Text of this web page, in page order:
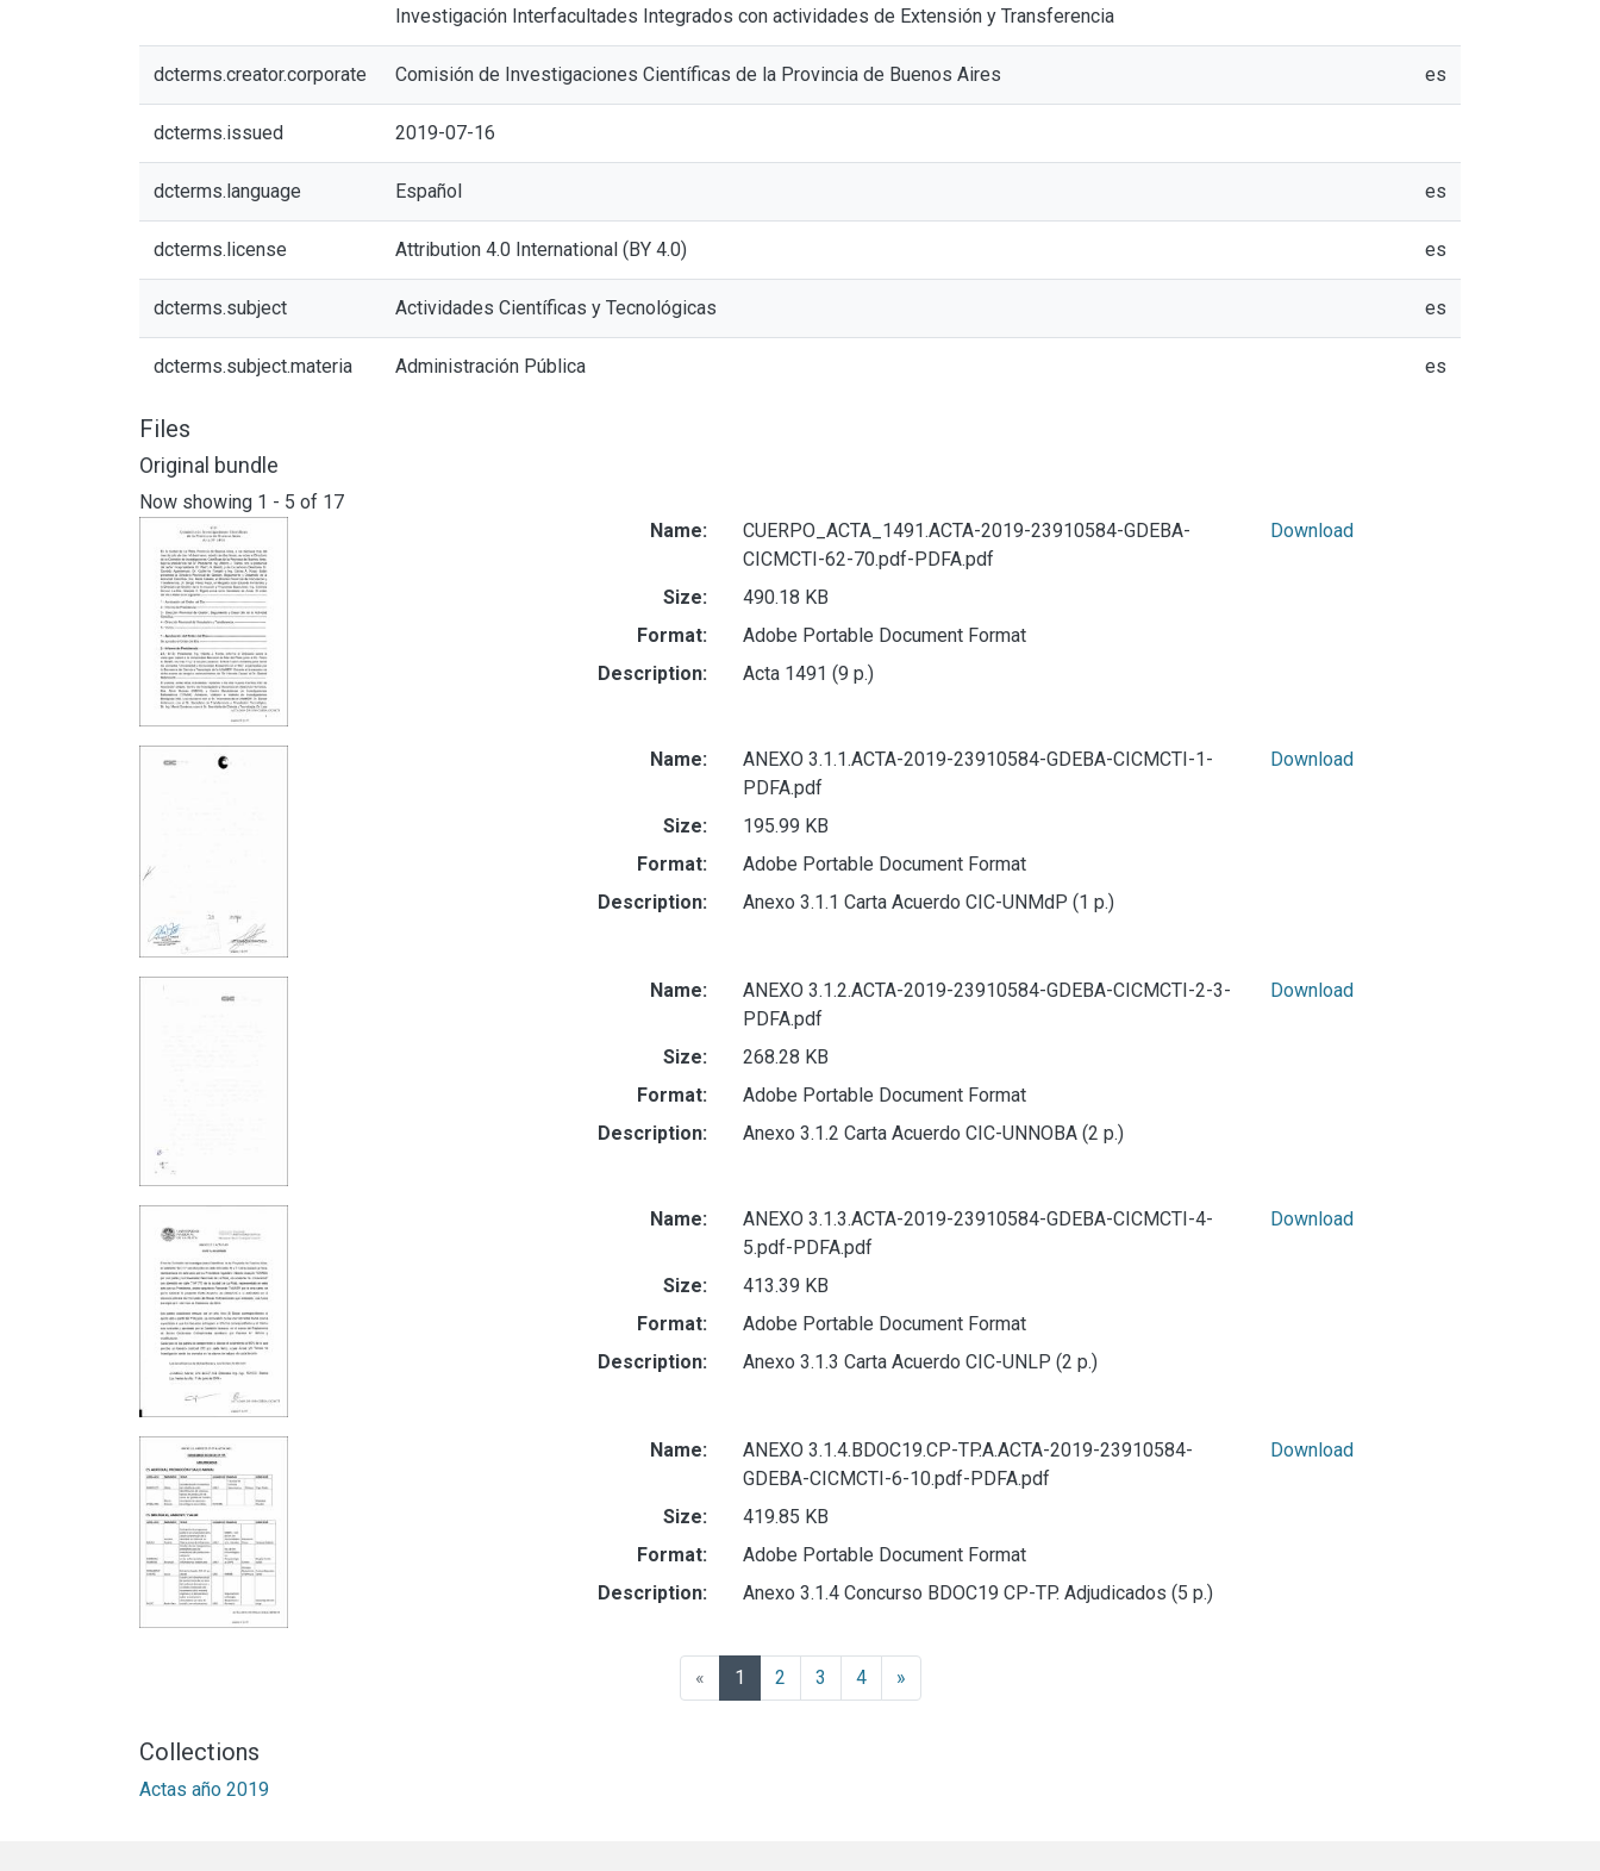
Investigación Interfacultades Integrados con actividades de Extensión y Transferencia
dcterms.creator.corporate Comisión de Investigaciones Científicas de la Provincia de Buenos Aires es
dcterms.issued 2019-07-16
dcterms.language Español es
dcterms.license Attribution 4.0 International (BY 4.0) es
dcterms.subject Actividades Científicas y Tecnológicas es
dcterms.subject.materia Administración Pública es
Files
Original bundle
Now showing 1 - 5 of 17
Name:
CUERPO_ACTA_1491.ACTA-2019-23910584-GDEBA-
CICMCTI-62-70.pdf-PDFA.pdf
Size:
490.18 KB
Format:
Adobe Portable Document Format
Description:
Acta 1491 (9 p.)
Download
Name:
ANEXO 3.1.1.ACTA-2019-23910584-GDEBA-CICMCTI-1-
PDFA.pdf
Size:
195.99 KB
Format:
Adobe Portable Document Format
Description:
Anexo 3.1.1 Carta Acuerdo CIC-UNMdP (1 p.)
Download
Name:
ANEXO 3.1.2.ACTA-2019-23910584-GDEBA-CICMCTI-2-3-
PDFA.pdf
Size:
268.28 KB
Format:
Adobe Portable Document Format
Description:
Anexo 3.1.2 Carta Acuerdo CIC-UNNOBA (2 p.)
Download
Name:
ANEXO 3.1.3.ACTA-2019-23910584-GDEBA-CICMCTI-4-
5.pdf-PDFA.pdf
Size:
413.39 KB
Format:
Adobe Portable Document Format
Description:
Anexo 3.1.3 Carta Acuerdo CIC-UNLP (2 p.)
Download
Name:
ANEXO 3.1.4.BDOC19.CP-TP.A.ACTA-2019-23910584-
GDEBA-CICMCTI-6-10.pdf-PDFA.pdf
Size:
419.85 KB
Format:
Adobe Portable Document Format
Description:
Anexo 3.1.4 Concurso BDOC19 CP-TP. Adjudicados (5 p.)
Download
« 1 (current)
2 3 4 »
Collections
Actas año 2019